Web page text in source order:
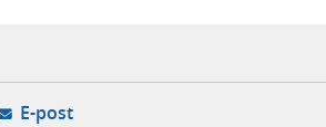
webbplats,
extern webbplats,
i ny flik, extern webbplats,
E-post- öppnar din e-postklient,